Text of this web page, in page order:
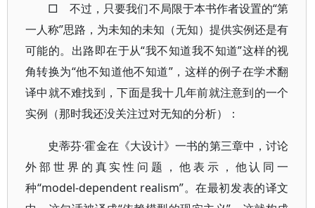
□ 不过，只要我们不局限于本书作者设置的“第
一人称”思路，为未知的未知（无知）提供实例还是有
可能的。出路即在于从“我不知道我不知道”这样的视
角转换为“他不知道他不知道”，这样的例子在学术翻
译中就不难找到，下面是我十几年前就注意到的一个
实例（那时我还没关注过对无知的分析）：
史蒂芬·霍金在《大设计》一书的第三章中，讨论
外部世界的真实性问题，他表示，他认同一
种“model-dependent realism”。在最初发表的译文